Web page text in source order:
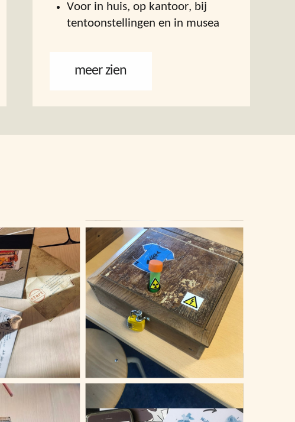
Voor in huis, op kantoor, bij ​
tentoonstellingen en in musea
meer zien